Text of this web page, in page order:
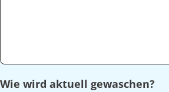
Wie wird aktuell gewaschen?